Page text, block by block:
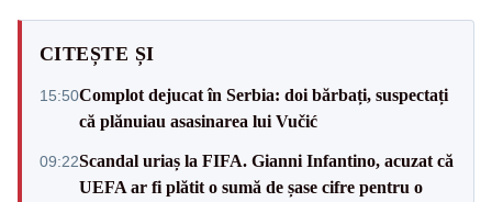
CITEȘTE ȘI
15:50Complot dejucat în Serbia: doi bărbați, suspectați
că plănuiau asasinarea lui Vučić
09:22Scandal uriaș la FIFA. Gianni Infantino, acuzat că
UEFA ar fi plătit o sumă de șase cifre pentru o